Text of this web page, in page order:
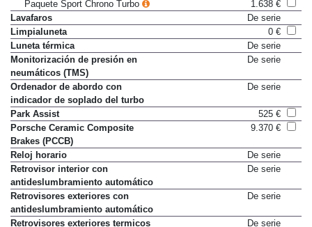
Paquete Sport Chrono Turbo
1.638 €
Lavafaros
De serie
Limpialuneta
0 €
Luneta térmica
De serie
Monitorización de presión en
neumáticos (TMS)
Ordenador de abordo con
indicador de soplado del turbo
Park Assist
525 €
Porsche Ceramic Composite
Brakes (PCCB)
Reloj horario
De serie
Retrovisor interior con
antideslumbramiento automático
Retrovisores exteriores con
antideslumbramiento automático